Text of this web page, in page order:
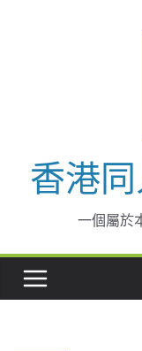
香港
一個屬於